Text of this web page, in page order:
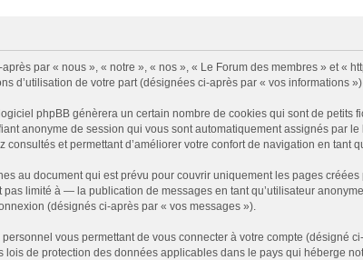
par « nous », « notre », « nos », « Le Forum des membres » et «
d’utilisation de votre part (désignées ci-après par « vos informations
phpBB génèrera un certain nombre de cookies qui sont de petits
anonyme de session qui vous sont automatiquement assignés par
et permettant d’améliorer votre confort de navigation en tant
au document qui est prévu pour couvrir uniquement les pages
limité à — la publication de messages en tant qu’utilisateur
(désignés ci-après par « vos messages »).
vous permettant de vous connecter à votre compte (désigné
de protection des données applicables dans le pays qui héberge